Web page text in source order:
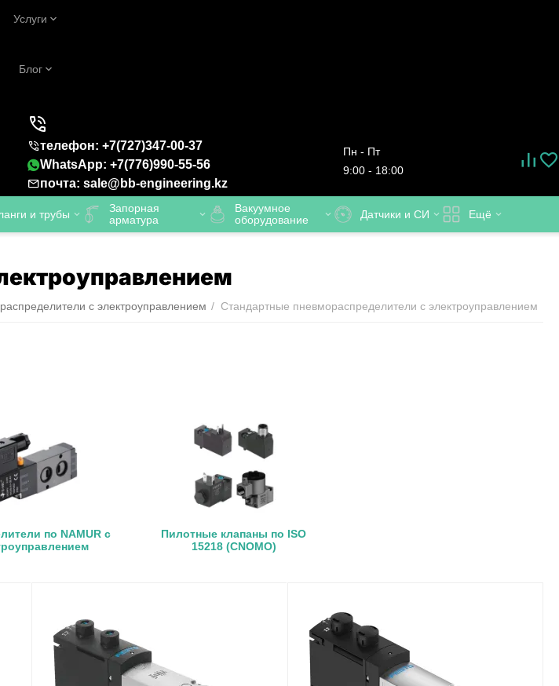
Услуги
Блог
телефон: +7(727)347-00-37
WhatsApp: +7(776)990-55-56
почта: sale@bb-engineering.kz
Пн - Пт
9:00 - 18:00
и трубы
Запорная
арматура
Вакуумное
оборудование
Датчики и СИ Ещё
с электроуправлением / Стандартные пневмораспределители с электроуправлением
по NAMUR с
Пилотные клапаны по ISO
15218 (CNOMO)